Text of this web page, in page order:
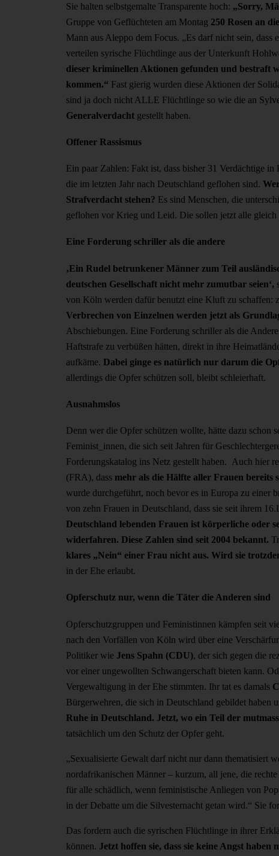
Sie halten selbstgemalte Transparente hoch: „Sorry,
Gruppe von Geflüchteten am Montag 250 Rosen an
Mann aus Aleppo dem Focus. „Es darf nicht sein,
verteilen syrische Flüchtlinge aus der Unterkunft
dieser kriminellen Aktionen gefunden und bestraft
kommen.“ Fast gierig wurden diese Aktionen der
sind ja doch nicht ALLE Flüchtlinge so wie die an
Generalverdacht gestellt haben.
Offener Rassismus
Ein paar Zahlen: Fakt ist, dass bisher 31 Verdächtige
die im letzten Jahr nach Deutschland geflohen sind.
Strafverdacht stehen? Es sind Menschen, die
geflohen vor Krieg und Leid. Die sollen jetzt alle
Eine Forderung schriller als die andere
‚Ein Rudel betrunkener Männer zum Teil
deutschen Gesellschaft nicht mehr zumutbar seien‘,
von Köln werden dafür benutzt eine Kluft zu schaffen:
Verbrechen von Einzelnen werden jetzt als
Abschiebungen. Eine Forderung schriller als die
Haftstrafe zu verbüßen hätten, direkt in ihre
aufkäme. Dabei ginge es natürlich nur darum die
allerdings die Opfer schützen soll, bleibt schleierhaft.
Ausnahmslos
Denn wer die Opfer schützen wollte, hätte dazu schon
Feminist_innen, die sich seit Jahren für
Forderungskatalog ins Netz gestellt haben. Auch hier
(FRA), dass mehr als die Hälfte aller Frauen bereits
wurde durchgeführt, noch bevor es in Europa zu einer
von zehn Frauen in Deutschland, dass sie seit ihrem
Deutschland lebenden Frauen ist körperliche oder
widerfahren. Diese Zahlen sind seit 2004 bekannt.
klares „Nein“ einer Frau nicht aus. Wird sie
in der Ehe erlaubt.
Opferschutz nur, wenn die Täter die Anderen sind
Opferschutzgruppen und Feministinnen kämpfen seit
nach den Vorfällen von Köln wird über eine
Politiker wie Jens Spahn (CDU), der sich gegen die
vor einer ungewollten Schwangerschaft bieten kann.
Vergewaltigung in der Ehe stimmten. Ihr tat es damals
Bürgerwehren, die sich in Deutschland gebildet haben
Ruhe in Deutschland. Jetzt, wo ein Teil der
tatsächlich um den Schutz der Opfer geht.
„Sexualisierte Gewalt darf nicht nur dann thematisiert
nordafrikanischen Männer – kurzum, all jene, die
für alle schädlich, wenn feministische Anliegen von
in der Debatte um die Silvesternacht getan wird.“ Sie
Das fordern auch die syrischen Flüchtlinge in ihrer
können. Jetzt hoffen sie, dass sie keine Angst